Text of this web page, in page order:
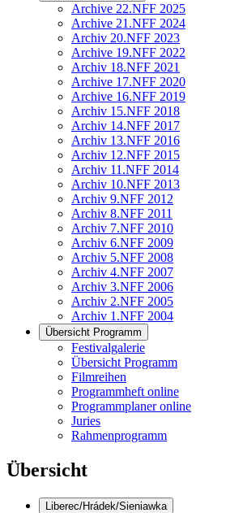
Archive 22.NFF 2025
Archive 21.NFF 2024
Archiv 20.NFF 2023
Archive 19.NFF 2022
Archiv 18.NFF 2021
Archive 17.NFF 2020
Archive 16.NFF 2019
Archiv 15.NFF 2018
Archiv 14.NFF 2017
Archiv 13.NFF 2016
Archiv 12.NFF 2015
Archiv 11.NFF 2014
Archiv 10.NFF 2013
Archiv 9.NFF 2012
Archiv 8.NFF 2011
Archiv 7.NFF 2010
Archiv 6.NFF 2009
Archiv 5.NFF 2008
Archiv 4.NFF 2007
Archiv 3.NFF 2006
Archiv 2.NFF 2005
Archiv 1.NFF 2004
Übersicht Programm
Festivalgalerie
Übersicht Programm
Filmreihen
Programmheft online
Programmplaner online
Juries
Rahmenprogramm
Übersicht
Liberec/Hrádek/Sieniawka